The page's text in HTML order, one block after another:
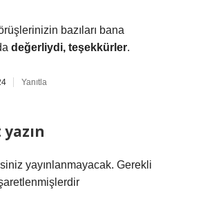
bazıları bana
değerliydi, teşekkürler.
Yanıtla
yayınlanmayacak. Gerekli